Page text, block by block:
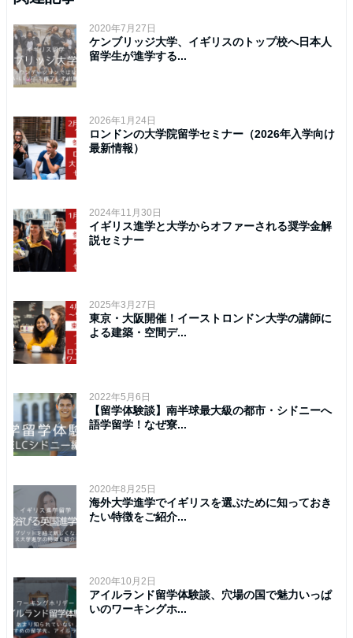
2020年7月27日
ケンブリッジ大学、イギリスのトップ校へ日本人
留学生が進学する...
2026年1月24日
ロンドンの大学院留学セミナー（2026年入学向け
最新情報）
2024年11月30日
イギリス進学と大学からオファーされる奨学金解
説セミナー
2025年3月27日
東京・大阪開催！イーストロンドン大学の講師に
よる建築・空間デ...
2022年5月6日
【留学体験談】南半球最大級の都市・シドニーへ
語学留学！なぜ寮...
2020年8月25日
海外大学進学でイギリスを選ぶために知っておき
たい特徴をご紹介...
2020年10月2日
アイルランド留学体験談、穴場の国で魅力いっぱ
いのワーキングホ...